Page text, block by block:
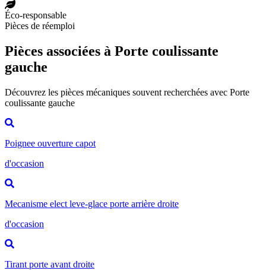
Éco-responsable
Pièces de réemploi
Pièces associées à Porte coulissante
gauche
Découvrez les pièces mécaniques souvent recherchées avec Porte
coulissante gauche
Poignee ouverture capot
d'occasion
Mecanisme elect leve-glace porte arrière droite
d'occasion
Tirant porte avant droite